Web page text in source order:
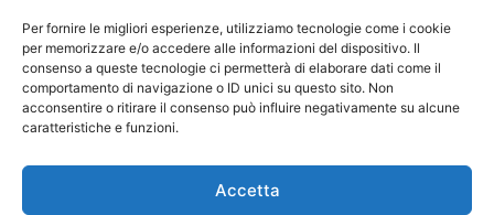
Per fornire le migliori esperienze, utilizziamo tecnologie come i cookie
per memorizzare e/o accedere alle informazioni del dispositivo. Il
consenso a queste tecnologie ci permetterà di elaborare dati come il
comportamento di navigazione o ID unici su questo sito. Non
acconsentire o ritirare il consenso può influire negativamente su alcune
caratteristiche e funzioni.
Accetta
LEGGI DI PIÙXVII
RASSEGNA
DELL’ORIENTAMENTO
UNIVERSITARIO
E